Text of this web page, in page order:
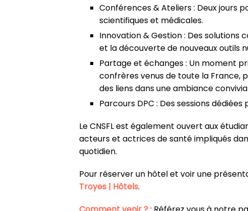
Conférences & Ateliers : Deux jours
scientifiques et médicales.
Innovation & Gestion : Des solutions
et la découverte de nouveaux outils
Partage et échanges : Un moment
confrères venus de toute la France,
des liens dans une ambiance
Parcours DPC : Des sessions
Le CNSFL est également ouvert aux
acteurs et actrices de santéimpliqués
quotidien.
Pour réserver un hôtel et voir une
Troyes | Hôtels.